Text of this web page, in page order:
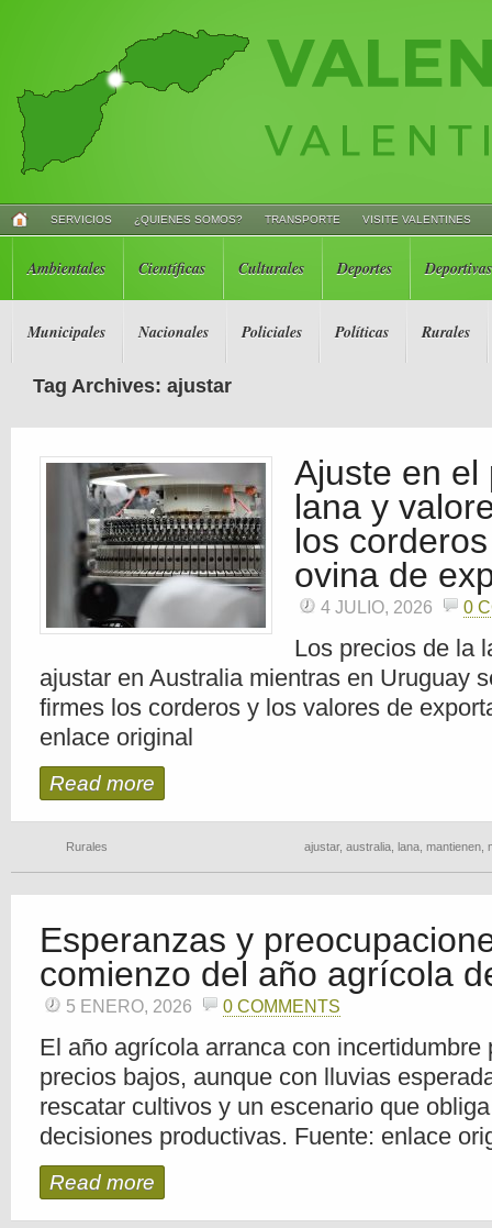
SERVICIOS ¿QUIENES SOMOS? TRANSPORTE VISITE VALENTINES
Ambientales Científicas Culturales Deportes Deportivas
Municipales Nacionales Policiales Políticas Rurales
Tag Archives: ajustar
Ajuste en el
lana y
los
ovina de
4 JULIO, 2026 0
Los precios de la
ajustar en Australia mientras en Uruguay
firmes los corderos y los valores de
enlace original
Read more
Rurales ajustar, australia lana mantienen
Esperanzas y
comienzo del año agrícola
5 ENERO, 2026 0 COMMENTS
El año agrícola arranca con incertidumbre
precios bajos, aunque con lluvias
rescatar cultivos y un escenario que
decisiones productivas. Fuente: enlace
Read more